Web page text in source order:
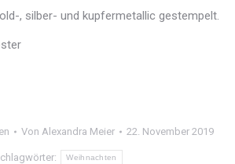
, silber- und kupfermetallic gestempelt.
Von Alexandra Meier 22. November 2019
Weihnachten